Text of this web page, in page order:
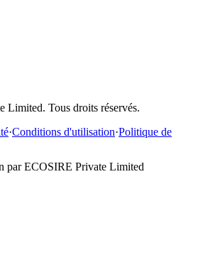
Limited. Tous droits réservés.
·Conditions d'utilisation·Politique de
par ECOSIRE Private Limited